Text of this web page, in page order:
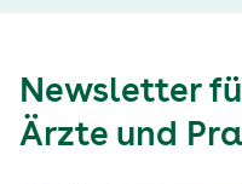
Newsletter
Ärzte und